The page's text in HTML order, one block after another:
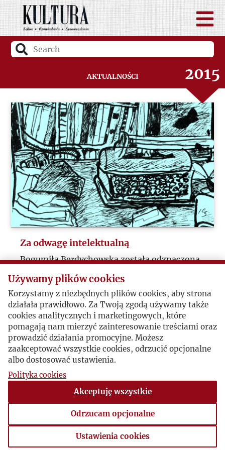
Aktualności
2017
2016
2015
2014
Za odwagę intelektualną
Bogumiła Berdychowska została odznaczona
orderem „Za odwagę intelektualną”,
przyznawanym przez ukraińskie czasopismo
kulturoznawcze „Ji”.
Trwa dezynfekcja książek i gazet
Dzięki dotacji Ministerstwa Spraw
Zagranicznych (bardzo dziękujemy!) część
zbioru księgozbioru i starych periodyków
została już odkażona.
6 7
Używamy plików cookies
Korzystamy z niezbędnych plików cookies, aby strona
działała prawidłowo. Za Twoją zgodą używamy także
cookies analitycznych i marketingowych, które
pomagają nam mierzyć zainteresowanie treściami oraz
prowadzić działania promocyjne. Możesz
zaakceptować wszystkie cookies, odrzucić opcjonalne
albo dostosować ustawienia.
Polityka cookies
Akceptuję wszystkie
Odrzucam opcjonalne
Ustawienia cookies
Ustawienia cookies